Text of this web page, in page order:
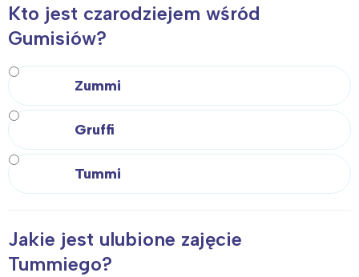
Kto jest czarodziejem wśród
Gumisiów?
Zummi
Gruffi
Tummi
Jakie jest ulubione zajęcie
Tummiego?